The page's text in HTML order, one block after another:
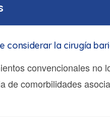
considerar la cirugía
convencionales no
de comorbilidades